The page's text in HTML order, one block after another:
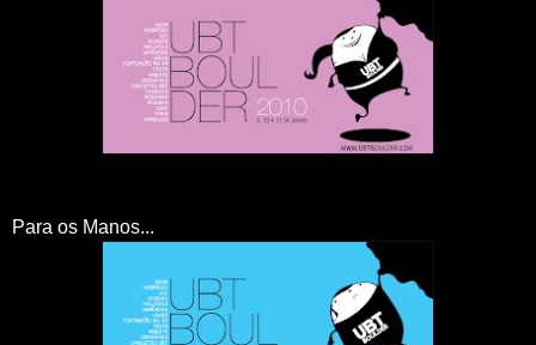
Para os Manos...